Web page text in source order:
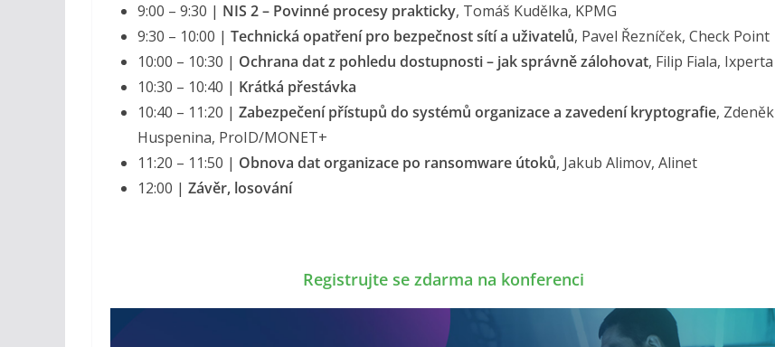
9:00 – 9:30 | NIS 2 – Povinné procesy prakticky, Tomáš Kudělka, KPMG
9:30 – 10:00 | Technická opatření pro bezpečnost sítí a uživatelů, Pavel Řezníček, Check Point
10:00 – 10:30 | Ochrana dat z pohledu dostupnosti – jak správně zálohovat, Filip Fiala, Ixperta
10:30 – 10:40 | Krátká přestávka
10:40 – 11:20 | Zabezpečení přístupů do systémů organizace a zavedení kryptografie, Zdeněk
Huspenina, ProID/MONET+
11:20 – 11:50 | Obnova dat organizace po ransomware útoků, Jakub Alimov, Alinet
12:00 | Závěr, losování
Registrujte se zdarma na konferenci